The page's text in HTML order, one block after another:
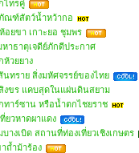
ไทรคู่
ณฑ์สัตว์น้ำหว้ากอ
อยขา เกาะยอ ชุมพร
หาธาตุเจดีย์ภักดีประกาศ
ห้วยยาง
นทราย สิ่งมหัศจรรย์ของไทย
งขร แคบสุดในแผ่นดินสยาม
ทาร์ซาน หรือน้ำตกไชยราช
ยวหาดผาแดง
างเบิด สถานที่ท่องเที่ยวเชิงเกษตร
ถ้ำม้าร้อง